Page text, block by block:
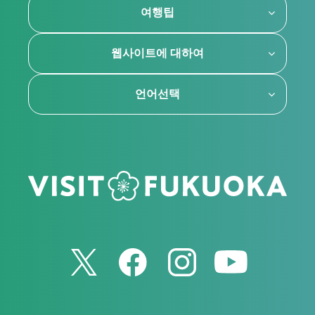
여행팁
웹사이트에 대하여
언어선택